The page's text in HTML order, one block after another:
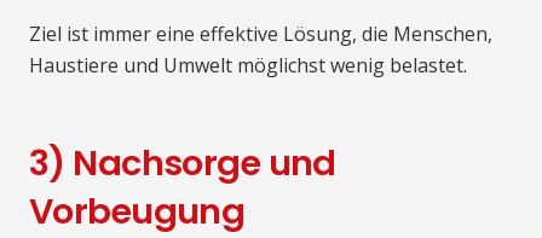
Ziel ist immer eine effektive Lösung, die Menschen,
Haustiere und Umwelt möglichst wenig belastet.
3) Nachsorge und
Vorbeugung